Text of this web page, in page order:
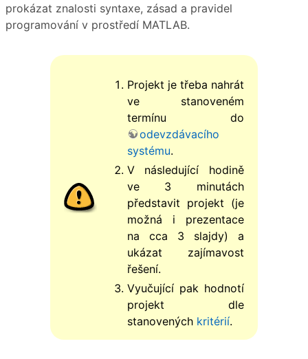
prokázat znalosti syntaxe, zásad a pravidel
programování v prostředí MATLAB.
Projekt je třeba nahrát
ve stanoveném
termínu do
odevzdávacího
systému.
V následující hodině
ve 3 minutách
představit projekt (je
možná i prezentace
na cca 3 slajdy) a
ukázat zajímavost
řešení.
Vyučující pak hodnotí
projekt dle
stanovených kritérií.